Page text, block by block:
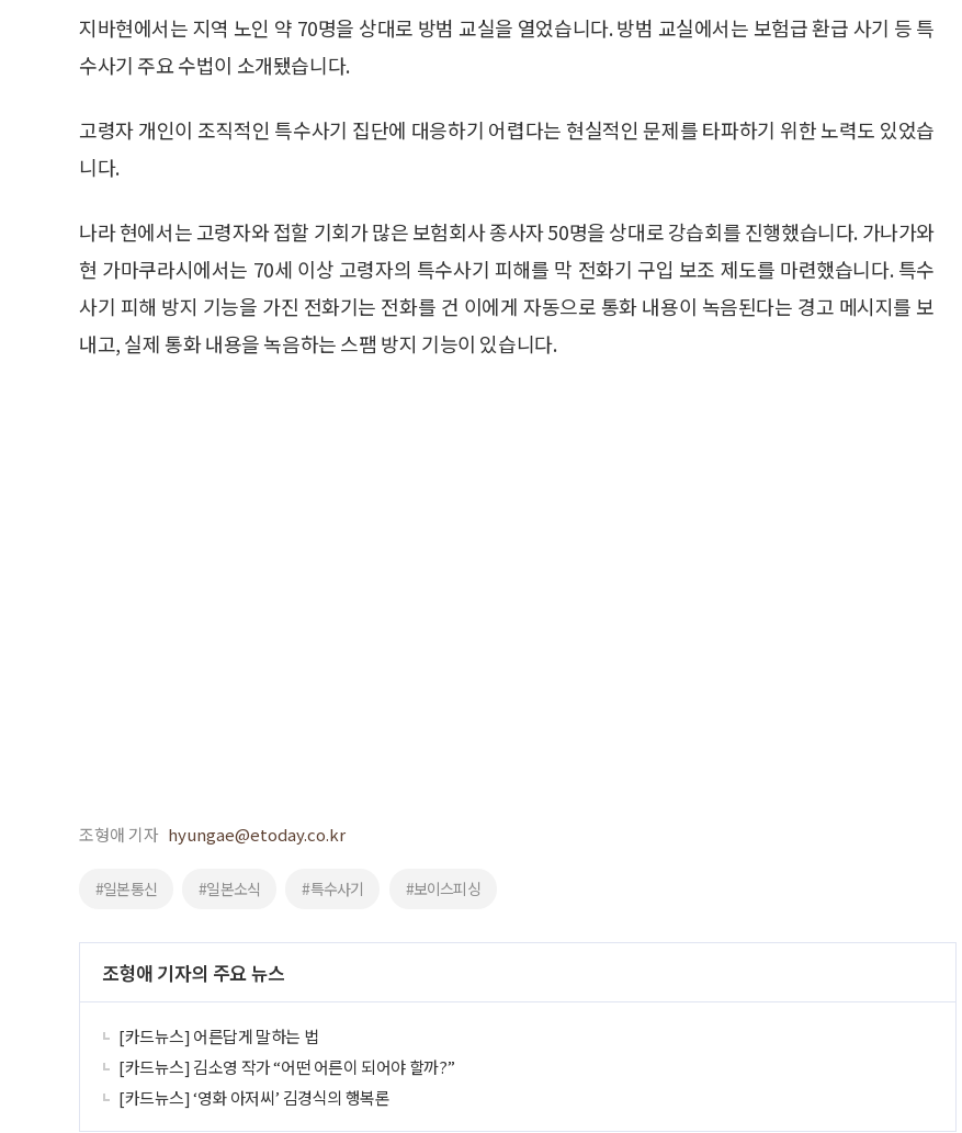
지바현에서는 지역 노인 약 70명을 상대로 방범 교실을 열었습니다. 방범 교실에서는 보험급 환급 사기 등 특
수사기 주요 수법이 소개됐습니다.
고령자 개인이 조직적인 특수사기 집단에 대응하기 어렵다는 현실적인 문제를 타파하기 위한 노력도 있었습
니다.
나라 현에서는 고령자와 접할 기회가 많은 보험회사 종사자 50명을 상대로 강습회를 진행했습니다. 가나가와
현 가마쿠라시에서는 70세 이상 고령자의 특수사기 피해를 막 전화기 구입 보조 제도를 마련했습니다. 특수
사기 피해 방지 기능을 가진 전화기는 전화를 건 이에게 자동으로 통화 내용이 녹음된다는 경고 메시지를 보
내고, 실제 통화 내용을 녹음하는 스팸 방지 기능이 있습니다.
조형애 기자 hyungae@etoday.co.kr
#일본통신 #일본소식 #특수사기 #보이스피싱
조형애 기자의 주요 뉴스
[카드뉴스] 어른답게 말하는 법
[카드뉴스] 김소영 작가 “어떤 어른이 되어야 할까?”
[카드뉴스] ‘영화 아저씨’ 김경식의 행복론